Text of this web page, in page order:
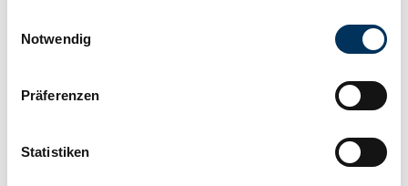
Trigger Symbol ändern oder widerrufen
Informationen über Ihre geografische Lage
können
Notwendig
Präferenzen
Statistiken